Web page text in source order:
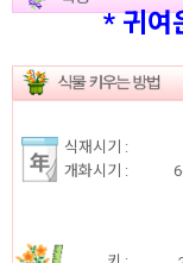
* 귀여
수없이
식재시기 :
개화시기 :